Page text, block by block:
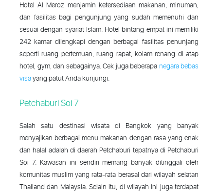
Hotel Al Meroz menjamin ketersediaan makanan, minuman,
dan fasilitas bagi pengunjung yang sudah memenuhi dan
sesuai dengan syariat Islam. Hotel bintang empat ini memiliki
242 kamar dilengkapi dengan berbagai fasilitas penunjang
seperti ruang pertemuan, ruang rapat, kolam renang di atap
hotel, gym, dan sebagainya. Cek juga beberapa negara bebas
visayang patut Anda kunjungi.
Petchaburi Soi 7
Salah satu destinasi wisata di Bangkok yang banyak
menyajikan berbagai menu makanan dengan rasa yang enak
dan halal adalah di daerah Petchaburi tepatnya di Petchaburi
Soi 7. Kawasan ini sendiri memang banyak ditinggali oleh
komunitas muslim yang rata-rata berasal dari wilayah selatan
Thailand dan Malaysia. Selain itu, di wilayah ini juga terdapat